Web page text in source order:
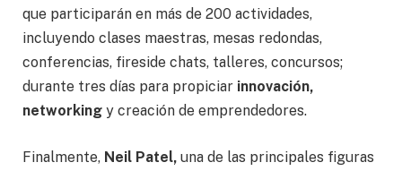
que participarán en más de 200 actividades,
incluyendo clases maestras, mesas redondas,
conferencias, fireside chats, talleres, concursos;
durante tres días para propiciar innovación,
networking y creación de emprendedores.
Finalmente, Neil Patel, una de las principales figuras